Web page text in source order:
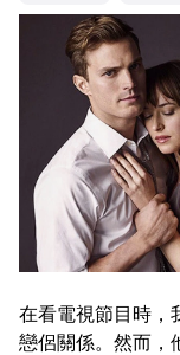
在看電視節目時，
戀侶關係。然而，